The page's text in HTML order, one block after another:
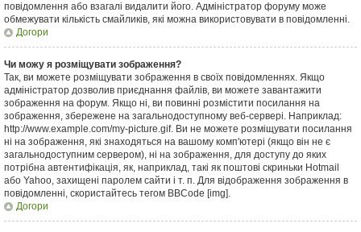
повідомлення або взагалі видалити його. Адміністратор форуму може
обмежувати кількість смайликів, які можна використовувати в повідомленні.
Догори
Чи можу я розміщувати зображення?
Так, ви можете розміщувати зображення в своїх повідомленнях. Якщо
адміністратор дозволив приєднання файлів, ви можете завантажити
зображення на форум. Якщо ні, ви повинні розмістити посилання на
зображення, збережене на загальнодоступному веб-сервері. Наприклад:
http://www.example.com/my-picture.gif. Ви не можете розміщувати посилання
ні на зображення, які знаходяться на вашому комп'ютері (якщо він не є
загальнодоступним сервером), ні на зображення, для доступу до яких
потрібна автентифікація, як, наприклад, такі як поштові скриньки Hotmail
або Yahoo, захищені паролем сайти і т. п. Для відображення зображення в
повідомленні, скористайтесь тегом BBCode [img].
Догори